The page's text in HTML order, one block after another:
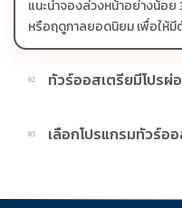
แนะนำจองล่วงหน้าอย่างน้อ
หรือฤดูกาลยอดนิยม เพื่อให้มีตั
02 ทัวร์ออสเตรียมีโปรผ่
บางโปรแกรมมีโปรผ่อน 0%
บริษัทกำหนด สามารถดูสัญลัก
03 เลือกโปรแกรมทัวร์อ
ช่วงราคา ไม่ควรเทียบจากรา